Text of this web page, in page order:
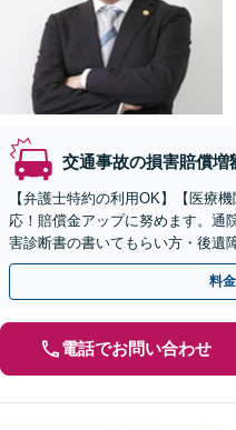
交通事故の損害賠償増
【弁護士特約の利用OK】【医療
応！賠償金アップに努めます。通
害診断書の書いてもらい方・後遺
たします【電話・LINE・Web面談
料
電話でお問い合わせ